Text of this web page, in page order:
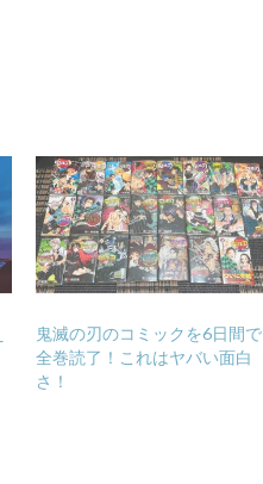
鬼滅の刃のコミックを6日間で
全巻読了！これはヤバい面白
さ！